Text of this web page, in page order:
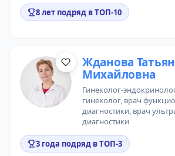
8 лет подряд в ТОП-10
Жданова
Михайловна
гинеколог-
гинеколог, врач
диагностики, врач
диагностики
3 года подряд в ТОП-3